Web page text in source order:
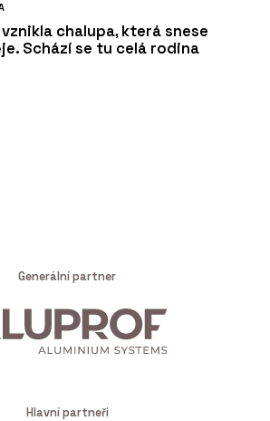
chalupa, která snese
Schází se tu celá rodina
Generální partner
Hlavní partneři